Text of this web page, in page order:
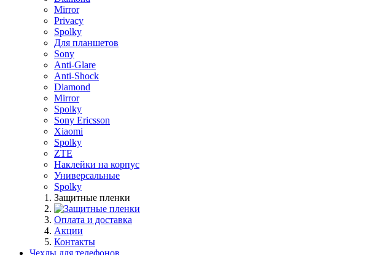
Mirror
Privacy
Spolky
Для планшетов
Sony
Anti-Glare
Anti-Shock
Diamond
Mirror
Spolky
Sony Ericsson
Xiaomi
Spolky
ZTE
Наклейки на корпус
Универсальные
Spolky
Защитные пленки
Оплата и доставка
Акции
Контакты